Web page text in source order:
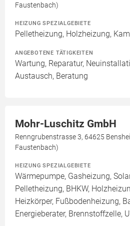
Faustenbach)
HEIZUNG SPEZIALGEBIETE
Pelletheizung, Holzheizung,
ANGEBOTENE TÄTIGKEITEN
Wartung, Reparatur,
Austausch, Beratung
Mohr-Luschitz GmbH
Renngrubenstrasse 3, 64625
Faustenbach)
HEIZUNG SPEZIALGEBIETE
Wärmepumpe, Gasheizung,
Pelletheizung, BHKW,
Heizkörper, Fußbodenheizung,
Energieberater, Brennstoffzelle,